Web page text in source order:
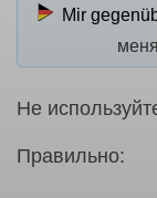
Mir
Не
Правильно: